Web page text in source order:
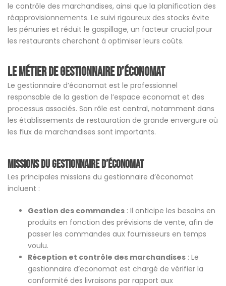
le contrôle des marchandises, ainsi que la planification des
réapprovisionnements. Le suivi rigoureux des stocks évite
les pénuries et réduit le gaspillage, un facteur crucial pour
les restaurants cherchant à optimiser leurs coûts.
Le métier de gestionnaire d’économat
Le gestionnaire d’économat est le professionnel
responsable de la gestion de l’espace economat et des
processus associés. Son rôle est central, notamment dans
les établissements de restauration de grande envergure où
les flux de marchandises sont importants.
Missions du gestionnaire d’économat
Les principales missions du gestionnaire d’économat
incluent :
Gestion des commandes : Il anticipe les besoins en
produits en fonction des prévisions de vente, afin de
passer les commandes aux fournisseurs en temps
voulu.
Réception et contrôle des marchandises : Le
gestionnaire d’economat est chargé de vérifier la
conformité des livraisons par rapport aux